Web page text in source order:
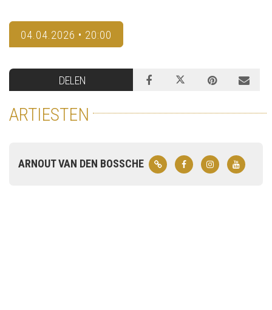
04.04.2026 • 20:00
DELEN
ARTIESTEN
ARNOUT VAN DEN BOSSCHE